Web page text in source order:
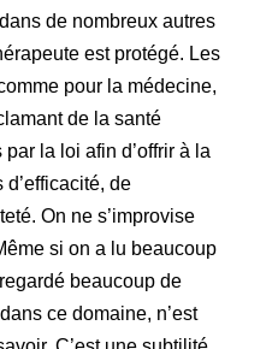
de nombreux autres
est protégé. Les
pour la médecine,
de la santé
la loi afin d’offrir à la
de
On ne s’improvise
si on a lu beaucoup
beaucoup de
ce domaine, n’est